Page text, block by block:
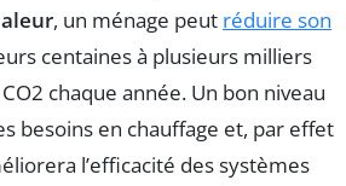
, un ménage peut réduire son
centaines à plusieurs milliers
chaque année. Un bon niveau
besoins en chauffage et, par effet
l’efficacité des systèmes